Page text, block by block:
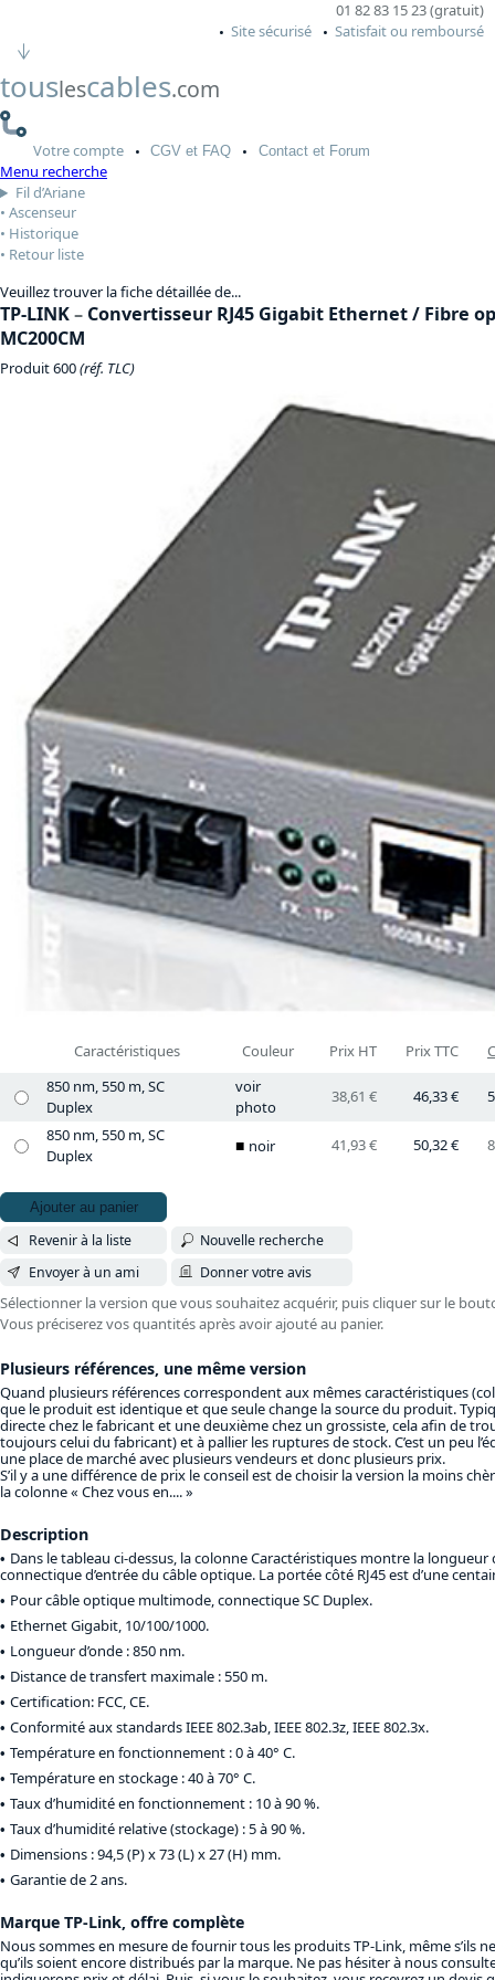
01 82 83 15 23 (gratuit)
Site sécurisé
Satisfait ou remboursé
touslescables.com
Votrecompte CGV et FAQ Contactet Forum
Menu recherche
Fil d’Ariane
Ascenseur
Historique
Retour liste
Veuillez trouver la fiche détaillée de...
TP-LINK– Convertisseur RJ45 Gigabit Ethernet / Fibre
MC200CM
Produit 600(réf. TLC)
Caractéristiques Couleur Prix HT Prix TTC
850 nm, 550 m, SC
Duplex
voir
photo
38,61 € 46,33 €
850 nm, 550 m, SC
Duplex
noir 41,93 € 50,32 €
Ajouter au panier
Revenir à la liste
Nouvelle recherche
Envoyer à un ami
Donner votre avis
Sélectionner la version que vous souhaitez acquérir, puis cliquer sur le
Vous préciserez vos quantités après avoir ajouté au panier.
Plusieurs références, une même version
Quand plusieurs références correspondent aux mêmes caractéristiques
que le produit est identique et que seule change la source du produit.
directe chez le fabricant et une deuxième chez un grossiste, cela afin de
toujours celui du fabricant) et à pallier les ruptures de stock. C’est un peu
une place de marché avec plusieurs vendeurs et donc plusieurs prix.
S’il y a une différence de prix le conseil est de choisir la version la moins
la colonne « Chez vous en.... »
Description
Dans le tableau ci-dessus, la colonne Caractéristiques montre la
connectique d’entrée du câble optique. La portée côté RJ45 est d’une
Pour câble optique multimode, connectique SC Duplex.
Ethernet Gigabit, 10/100/1000.
Longueur d’onde : 850 nm.
Distance de transfert maximale : 550 m.
Certification: FCC, CE.
Conformité aux standards IEEE 802.3ab, IEEE 802.3z, IEEE 802.3x.
Température en fonctionnement : 0 à 40° C.
Température en stockage : 40 à 70° C.
Taux d’humidité en fonctionnement : 10 à 90 %.
Taux d’humidité relative (stockage) : 5 à 90 %.
Dimensions : 94,5 (P) x 73 (L) x 27 (H) mm.
Garantie de 2 ans.
Marque TP-Link, offre complète
Nous sommes en mesure de fournir tous les produits TP-Link, même s’ils
qu’ils soient encore distribués par la marque. Ne pas hésiter à nous